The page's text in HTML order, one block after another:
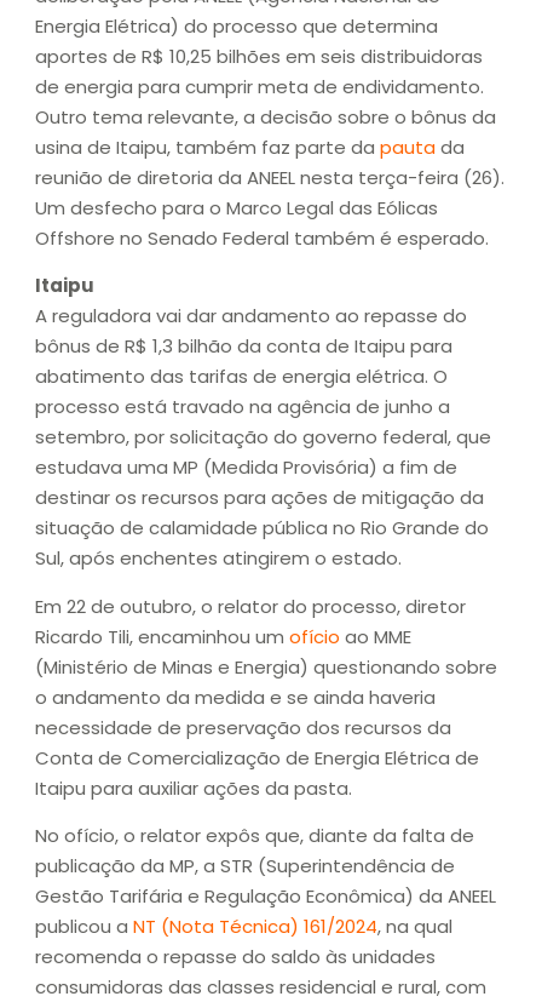
Energia Elétrica) do processo que determina
aportes de R$ 10,25 bilhões em seis distribuidoras
de energia para cumprir meta de endividamento.
Outro tema relevante, a decisão sobre o bônus da
usina de Itaipu, também faz parte da pautada
reunião de diretoria da ANEEL nesta terça-feira (26).
Um desfecho para o Marco Legal das Eólicas
Offshore no Senado Federal também é esperado.
Itaipu
A reguladora vai dar andamento ao repasse do
bônus de R$ 1,3 bilhão da conta de Itaipu para
abatimento das tarifas de energia elétrica. O
processo está travado na agência de junho a
setembro, por solicitação do governo federal, que
estudava uma MP (Medida Provisória) a fim de
destinar os recursos para ações de mitigação da
situação de calamidade pública no Rio Grande do
Sul, após enchentes atingirem o estado.
Em 22 de outubro, o relator do processo, diretor
Ricardo Tili, encaminhou um ofício ao MME
(Ministério de Minas e Energia) questionando sobre
o andamento da medida e se ainda haveria
necessidade de preservação dos recursos da
Conta de Comercialização de Energia Elétrica de
Itaipu para auxiliar ações da pasta.
No ofício, o relator expôs que, diante da falta de
publicação da MP, a STR (Superintendência de
Gestão Tarifária e Regulação Econômica) da ANEEL
publicou a NT (Nota Técnica) 161/2024, na qual
recomenda o repasse do saldo às unidades
consumidoras das classes residencial e rural, com